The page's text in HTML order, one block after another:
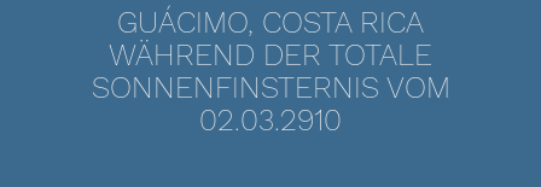
GUÁCIMO, COSTA RICA
WÄHREND DER TOTALE
SONNENFINSTERNIS VOM
02.03.2910